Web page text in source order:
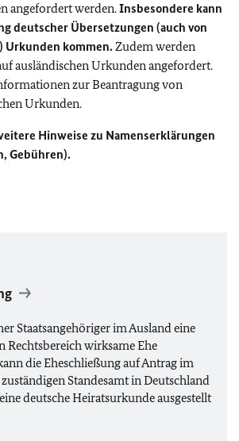
angefordert werden.Insbesondere kann
deutscher Übersetzungen (auch von
Urkunden kommen. Zudem werden
ausländischen Urkunden angefordert.
zur Beantragung von
Urkunden.
Hinweise zu Namenserklärungen
Gebühren).
Staatsangehöriger im Ausland eine
Rechtsbereich wirksame Ehe
die Eheschließung auf Antrag im
Standesamt in Deutschland
deutsche Heiratsurkunde ausgestellt